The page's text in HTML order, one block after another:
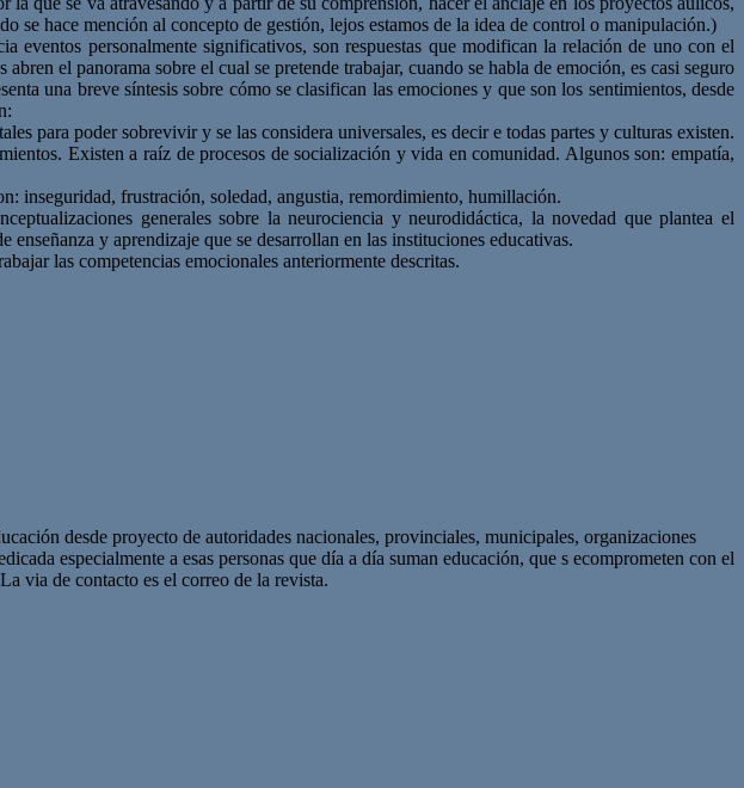
se hace mención al concepto de gestión, lejos estamos de la idea de control o manipulación.)
eventos personalmente significativos, son respuestas que modifican la relación de uno con el
el panorama sobre el cual se pretende trabajar, cuando se habla de emoción, es casi seguro
una breve síntesis sobre cómo se clasifican las emociones y que son los sentimientos, desde
para poder sobrevivir y se las considera universales, es decir e todas partes y culturas existen.
Existen a raíz de procesos de socialización y vida en comunidad. Algunos son: empatía,
inseguridad, frustración, soledad, angustia, remordimiento, humillación.
generales sobre la neurociencia y neurodidáctica, la novedad que plantea el
y aprendizaje que se desarrollan en las instituciones educativas.
las competencias emocionales anteriormente descritas.
desde proyecto de autoridades nacionales, provinciales, municipales, organizaciones
especialmente a esas personas que día a día suman educación, que s ecomprometen con el
via de contacto es el correo de la revista.